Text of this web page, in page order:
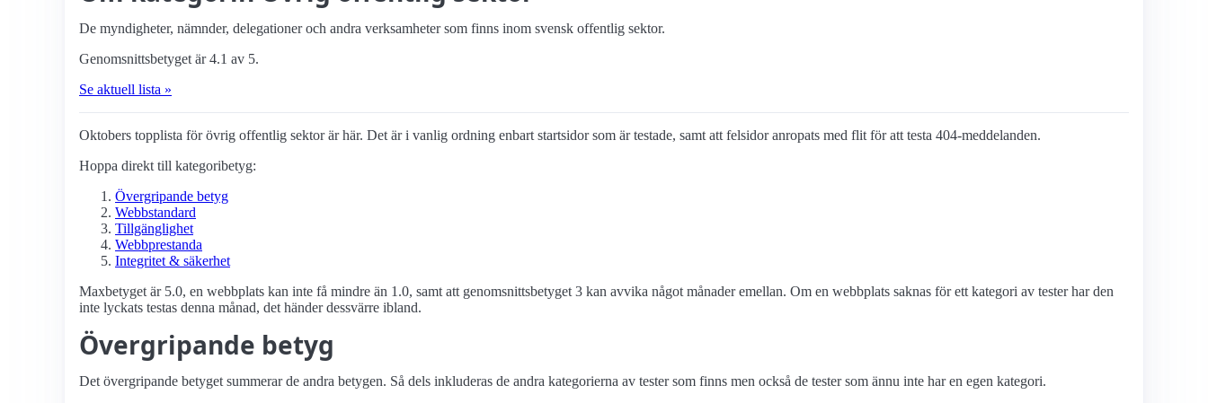
De myndigheter, nämnder, delegationer och andra verksamheter som finns inom svensk offentlig sektor.
Genomsnittsbetyget är 4.1 av 5.
Se aktuell lista »
Oktobers topplista för övrig offentlig sektor är här. Det är i vanlig ordning enbart startsidor som är testade, samt att felsidor anropats med flit för att testa 404-meddelanden.
Hoppa direkt till kategoribetyg:
Övergripande betyg
Webbstandard
Tillgänglighet
Webbprestanda
Integritet & säkerhet
Maxbetyget är 5.0, en webbplats kan inte få mindre än 1.0, samt att genomsnittsbetyget 3 kan avvika något månader emellan. Om en webbplats saknas för ett kategori av tester har den
inte lyckats testas denna månad, det händer dessvärre ibland.
Övergripande betyg
Det övergripande betyget summerar de andra betygen. Så dels inkluderas de andra kategorierna av tester som finns men också de tester som ännu inte har en egen kategori.